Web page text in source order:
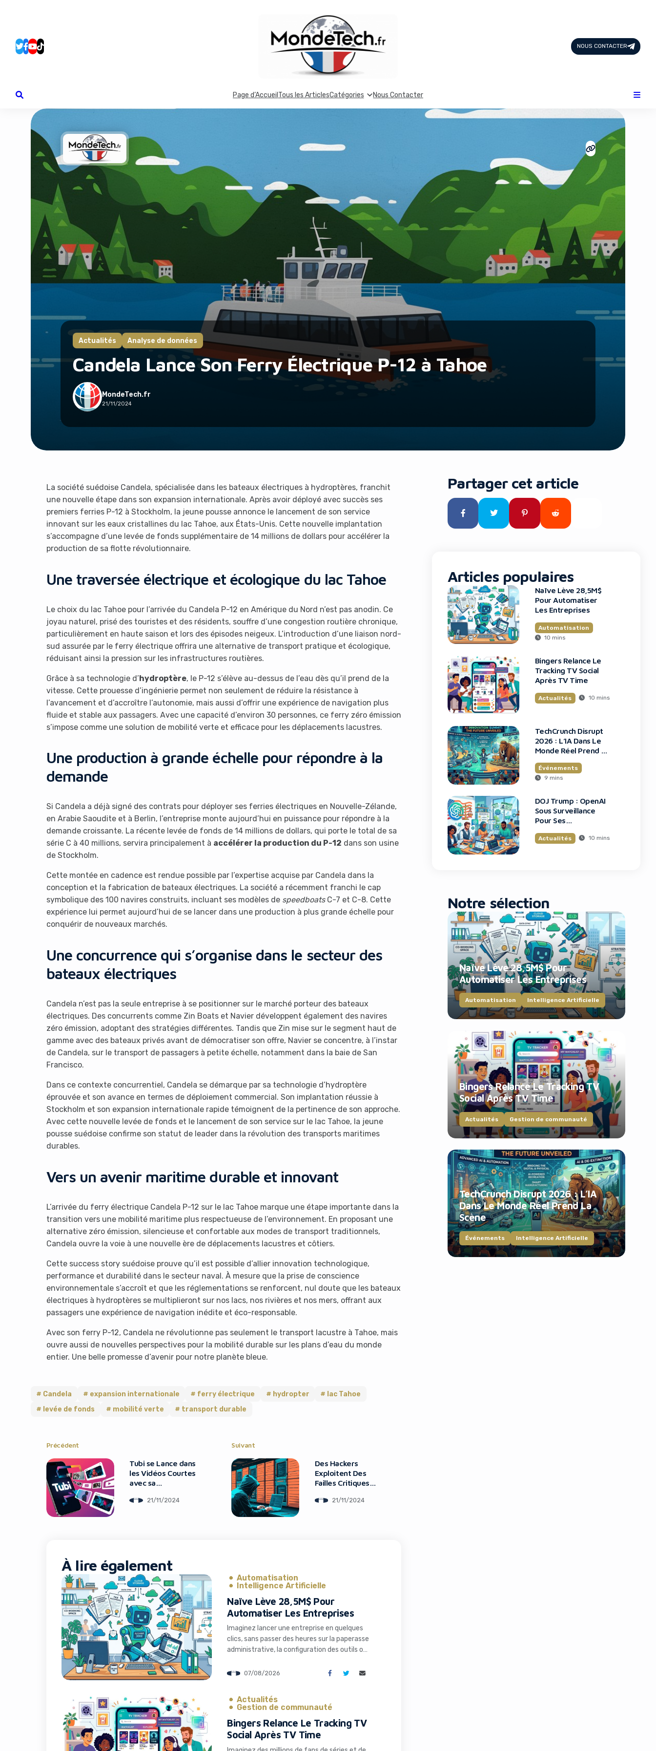
NOUS CONTACTER
Page d’Accueil Tous les ArticlesCatégories Nous Contacter
Actualités Analyse de données
Candela Lance Son Ferry Électrique P-12 à Tahoe
MondeTech.fr
21/11/2024
La société suédoise Candela, spécialisée dans les bateaux électriques à hydroptères, franchit
une nouvelle étape dans son expansion internationale. Après avoir déployé avec succès ses
premiers ferries P-12 à Stockholm, la jeune pousse annonce le lancement de son service
innovant sur les eaux cristallines du lac Tahoe, aux États-Unis. Cette nouvelle implantation
s’accompagne d’une levée de fonds supplémentaire de 14 millions de dollars pour accélérer la
production de sa flotte révolutionnaire.
Une traversée électrique et écologique du lac Tahoe
Le choix du lac Tahoe pour l’arrivée du Candela P-12 en Amérique du Nord n’est pas anodin. Ce
joyau naturel, prisé des touristes et des résidents, souffre d’une congestion routière chronique,
particulièrement en haute saison et lors des épisodes neigeux. L’introduction d’une liaison nord-
sud assurée par le ferry électrique offrira une alternative de transport pratique et écologique,
réduisant ainsi la pression sur les infrastructures routières.
Grâce à sa technologie d’hydroptère, le P-12 s’élève au-dessus de l’eau dès qu’il prend de la
vitesse. Cette prouesse d’ingénierie permet non seulement de réduire la résistance à
l’avancement et d’accroître l’autonomie, mais aussi d’offrir une expérience de navigation plus
fluide et stable aux passagers. Avec une capacité d’environ 30 personnes, ce ferry zéro émission
s’impose comme une solution de mobilité verte et efficace pour les déplacements lacustres.
Une production à grande échelle pour répondre à la
demande
Si Candela a déjà signé des contrats pour déployer ses ferries électriques en Nouvelle-Zélande,
en Arabie Saoudite et à Berlin, l’entreprise monte aujourd’hui en puissance pour répondre à la
demande croissante. La récente levée de fonds de 14 millions de dollars, qui porte le total de sa
série C à 40 millions, servira principalement à accélérer la production du P-12 dans son usine
de Stockholm.
Cette montée en cadence est rendue possible par l’expertise acquise par Candela dans la
conception et la fabrication de bateaux électriques. La société a récemment franchi le cap
symbolique des 100 navires construits, incluant ses modèles de speedboatsC-7 et C-8. Cette
expérience lui permet aujourd’hui de se lancer dans une production à plus grande échelle pour
conquérir de nouveaux marchés.
Une concurrence qui s’organise dans le secteur des
bateaux électriques
Candela n’est pas la seule entreprise à se positionner sur le marché porteur des bateaux
électriques. Des concurrents comme Zin Boats et Navier développent également des navires
zéro émission, adoptant des stratégies différentes. Tandis que Zin mise sur le segment haut de
gamme avec des bateaux privés avant de démocratiser son offre, Navier se concentre, à l’instar
de Candela, sur le transport de passagers à petite échelle, notamment dans la baie de San
Francisco.
Dans ce contexte concurrentiel, Candela se démarque par sa technologie d’hydroptère
éprouvée et son avance en termes de déploiement commercial. Son implantation réussie à
Stockholm et son expansion internationale rapide témoignent de la pertinence de son approche.
Avec cette nouvelle levée de fonds et le lancement de son service sur le lac Tahoe, la jeune
pousse suédoise confirme son statut de leader dans la révolution des transports maritimes
durables.
Vers un avenir maritime durable et innovant
L’arrivée du ferry électrique Candela P-12 sur le lac Tahoe marque une étape importante dans la
transition vers une mobilité maritime plus respectueuse de l’environnement. En proposant une
alternative zéro émission, silencieuse et confortable aux modes de transport traditionnels,
Candela ouvre la voie à une nouvelle ère de déplacements lacustres et côtiers.
Cette success story suédoise prouve qu’il est possible d’allier innovation technologique,
performance et durabilité dans le secteur naval. À mesure que la prise de conscience
environnementale s’accroît et que les réglementations se renforcent, nul doute que les bateaux
électriques à hydroptères se multiplieront sur nos lacs, nos rivières et nos mers, offrant aux
passagers une expérience de navigation inédite et éco-responsable.
Avec son ferry P-12, Candela ne révolutionne pas seulement le transport lacustre à Tahoe, mais
ouvre aussi de nouvelles perspectives pour la mobilité durable sur les plans d’eau du monde
entier. Une belle promesse d’avenir pour notre planète bleue.
Candela expansion internationale ferry électrique hydropter
lac Tahoe
levée de fonds
mobilité verte transport durable
Précédent
Tubi se Lance dans
les Vidéos Courtes
avec sa
« Scenes »
21/11/2024
Suivant
Des Hackers
Exploitent Des
Failles Critiques
Networks
21/11/2024
À lire également
Automatisation
Intelligence Artificielle
Naïve Lève 28,5M$ Pour
Automatiser Les Entreprises
Imaginez lancer une entreprise en quelques
clics, sans passer des heures sur la paperasse
administrative, la configuration des outils ou
précisément ce que propose Naïve, une
façon dont les entrepreneurs et les
07/08/2026
Actualités
Gestion de communauté
Bingers Relance Le Tracking TV
Social Après TV Time
Partager cet article
Articles populaires
Naïve Lève 28,5M$
Pour Automatiser
Les Entreprises
Automatisation
10 mins
Bingers Relance Le
Tracking TV Social
Après TV Time
Actualités 10 mins
TechCrunch Disrupt
2026 : L’IA Dans Le
Monde Réel Prend La
Événements
9 mins
DOJ Trump : OpenAI
Sous Surveillance
Pour Ses
Actualités 10 mins
Notre sélection
Naïve Lève 28,5M$ Pour
Automatiser Les Entreprises
Automatisation Intelligence Artificielle
Bingers Relance Le Tracking TV
Social Après TV Time
Actualités Gestion de communauté
TechCrunch Disrupt 2026 : L’IA
Dans Le Monde Réel Prend La
Scène
Événements Intelligence Artificielle
Design & Créativité
Intelligence Artificielle
Lifestyle
Marketing & Ventes
Produits physiques
Santé et Forme
Social & Communauté
Tech & Développement
Travail & Productivité
Voyage
It looks like you're using an ad-blocker!